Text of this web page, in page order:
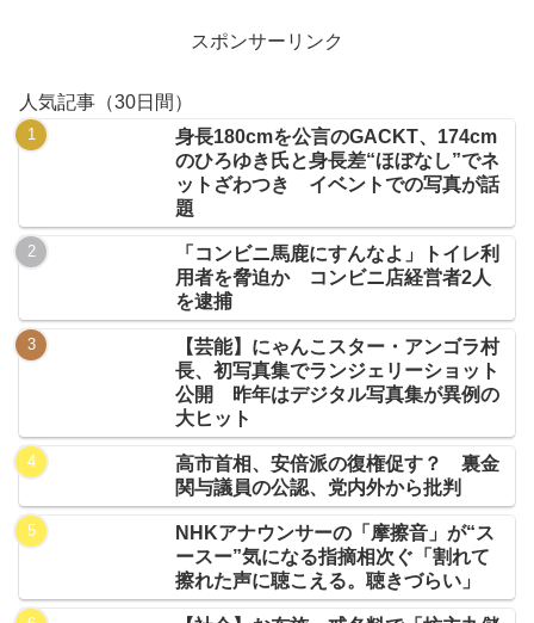
スポンサーリンク
人気記事（30日間）
身長180cmを公言のGACKT、174cm
のひろゆき氏と身長差“ほぼなし”でネ
ットざわつき イベントでの写真が話
題
「コンビニ馬鹿にすんなよ」トイレ利
用者を脅迫か コンビニ店経営者2人
を逮捕
【芸能】にゃんこスター・アンゴラ村
長、初写真集でランジェリーショット
公開 昨年はデジタル写真集が異例の
大ヒット
高市首相、安倍派の復権促す？ 裏金
関与議員の公認、党内外から批判
NHKアナウンサーの「摩擦音」が“ス
ースー”気になる指摘相次ぐ「割れて
擦れた声に聴こえる。聴きづらい」